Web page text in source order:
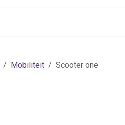
Mobiliteit Scooter one